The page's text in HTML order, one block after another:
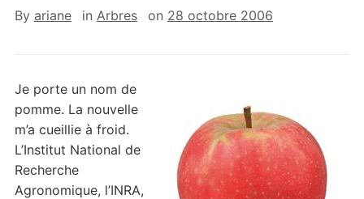
By ariane in Arbres on 28 octobre 2006
Je porte un nom de
pomme. La nouvelle
m’a cueillie à froid.
L’Institut National de
Recherche
Agronomique, l’INRA,